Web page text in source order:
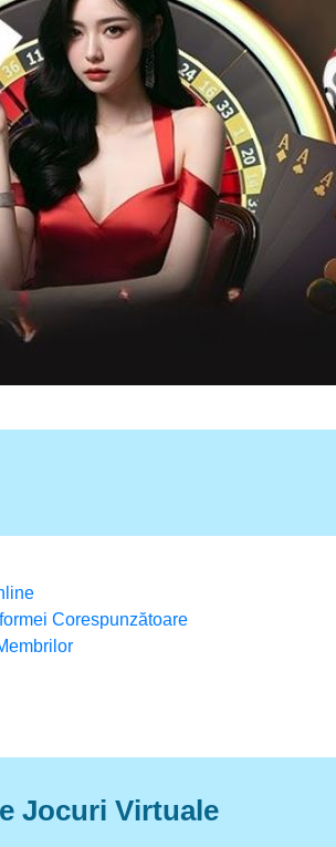
Corespunzătoare
Jocuri Virtuale